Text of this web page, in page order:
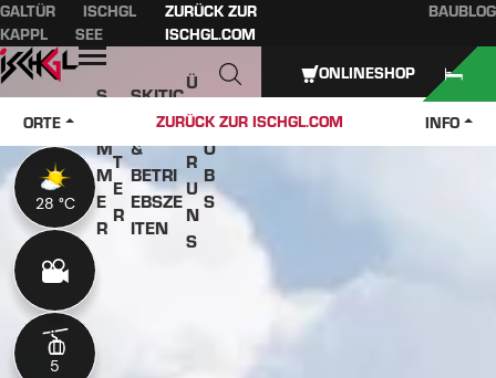
Hauptinhalt
Inhaltsverzeichnis
Hauptnavigation
Inhaltsverzeichnis
GALTÜR
ISCHGL
KAPPL
SEE
ZURÜCK ZUR
ISCHGL.COM
BAUBLOG
Öffnen
S
M
M
E
R
T
E
R
SKITIC
KETS
&
BETRI
EBSZE
ITEN
Ü
B
E
R
U
N
S
J
O
B
S
ORTE ZURÜCK ZUR ISCHGL.COM INFO
ONLINESHOP
28 °C
5
28 °C
5